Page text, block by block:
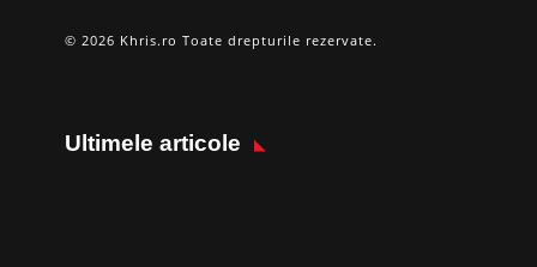
© 2026 Khris.ro Toate drepturile rezervate.
Ultimele articole